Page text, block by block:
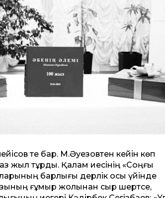
те бар. М.Әуезовтен ке­йін көп
жыл тұрды. Қалам иесінің «Соңғы
барлығы дерлік осы үйінде
ғұмыр жолынан сыр шертсе,